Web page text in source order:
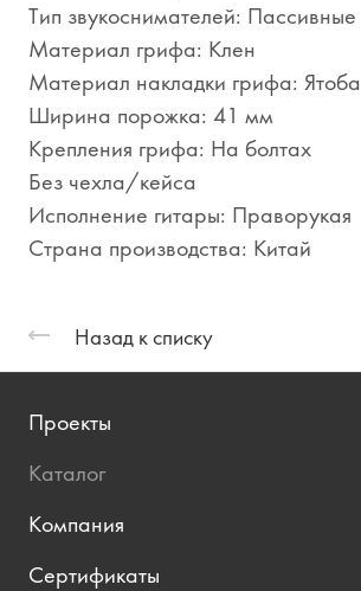
Тип звукоснимателей: Пассивные
Материал грифа: Клен
Материал накладки грифа: Ятоба
Ширина порожка: 41 мм
Крепления грифа: На болтах
Без чехла/кейса
Исполнение гитары: Праворукая
Страна производства: Китай
Назад к списку
Проекты
Каталог
Компания
Сертификаты